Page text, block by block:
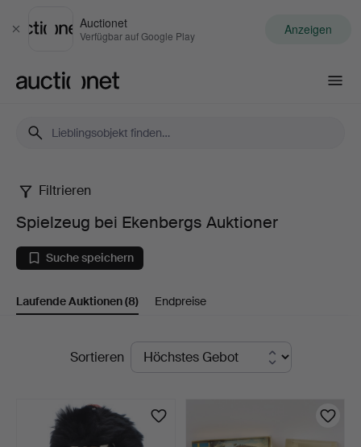
Schließen
Auctionet
Verfügbar auf Google Play Anzeigen
Spielzeug
bei
Ekenbergs
Auktioner
Filtrieren
Spielzeug bei Ekenbergs Auktioner
Suche speichern
Laufende Auktionen(8) Endpreise
LaufendeSortieren